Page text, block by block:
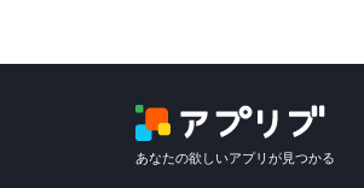
あなたの欲しいアプリが見つかる